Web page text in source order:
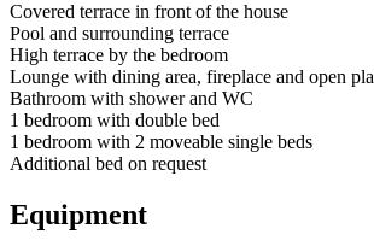
Covered terrace in front of the house
Pool and surrounding terrace
High terrace by the bedroom
Lounge with dining area, fireplace and open
Bathroom with shower and WC
1 bedroom with double bed
1 bedroom with 2 moveable single beds
Additional bed on request
Equipment